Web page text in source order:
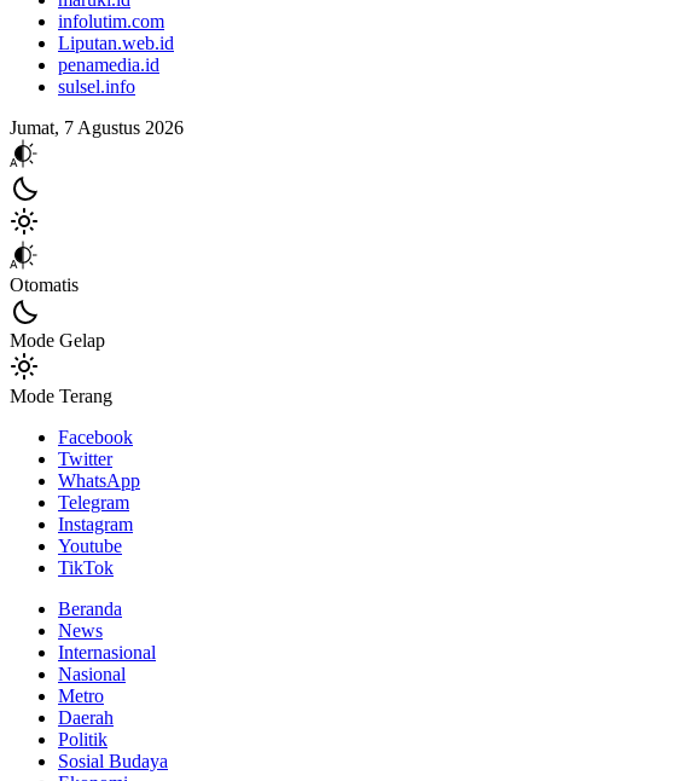
infolutim.com
Liputan.web.id
penamedia.id
sulsel.info
Jumat, 7 Agustus 2026
Otomatis
Mode Gelap
Mode Terang
Facebook
Twitter
WhatsApp
Telegram
Instagram
Youtube
TikTok
Beranda
News
Internasional
Nasional
Metro
Daerah
Politik
Sosial Budaya